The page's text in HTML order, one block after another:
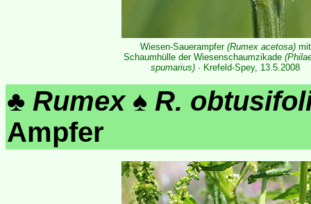
Wiesen-Sauerampfer (Rumex acetosa)mit
Schaumhülle der Wiesenschaumzikade
spumarius) · Krefeld-Spey, 13.5.2008
♣ Rumex♠ R.
Ampfer